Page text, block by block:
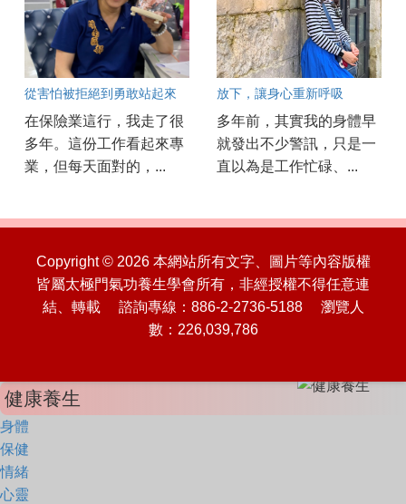
從害怕被拒絕到勇敢站起來
在保險業這行，我走了很
多年。這份工作看起來專
業，但每天面對的，...
放下，讓身心重新呼吸
多年前，其實我的身體早
就發出不少警訊，只是一
直以為是工作忙碌、...
Copyright © 2026 本網站所有文字、圖片等內容版權
皆屬太極門氣功養生學會所有，非經授權不得任意連
結、轉載 諮詢專線：886-2-2736-5188 瀏覽人
數：226,039,786
健康養生
身體
保健
情緒
心靈